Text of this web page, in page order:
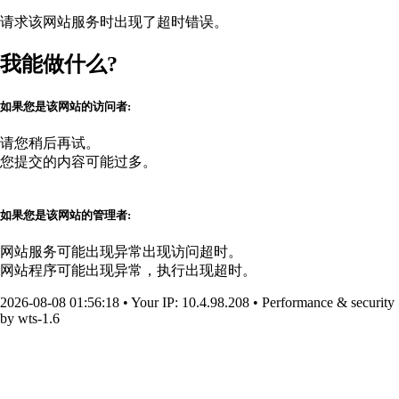
请求该网站服务时出现了超时错误。
我能做什么?
如果您是该网站的访问者:
请您稍后再试。
您提交的内容可能过多。
如果您是该网站的管理者:
网站服务可能出现异常出现访问超时。
网站程序可能出现异常，执行出现超时。
2026-08-08 01:56:18 • Your IP: 10.4.98.208 • Performance & security
by wts-1.6